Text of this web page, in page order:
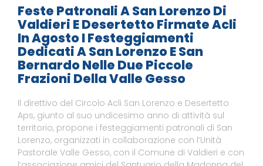
Feste Patronali A San Lorenzo Di
Valdieri E Desertetto Firmate Acli
In Agosto I Festeggiamenti
Dedicati A San Lorenzo E San
Bernardo Nelle Due Piccole
Frazioni Della Valle Gesso
Il direttivo del Circolo Acli San Lorenzo e Desertetto
Aps, giunto al suo undicesimo anno di attività sul
territorio, propone i festeggiamenti patronali di San
Lorenzo, organizzati in collaborazione con l’Unità
Pastorale Valle Gesso, con il Comune di Valdieri e con